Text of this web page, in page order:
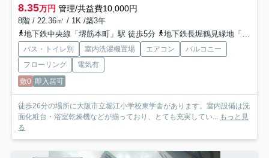
8.35万円 管理/共益費10,000円
8階 / 22.36㎡ / 1K /築3年
地下鉄中央線「堺筋本町」駅 徒歩5分
地下鉄長堀鶴見緑地「長堀橋」駅 徒歩8分
バス・トイレ別 室内洗濯機置場 エアコン
バルコニー
フローリング
電気有
敷0 即入居可
徒歩26分の場所に大阪市立堀江小学校東学舎があります。室内設備は洗
面化粧台・浴室乾燥機などが揃っており、とても充実してい...
もっと見
る